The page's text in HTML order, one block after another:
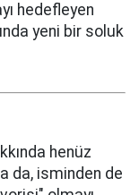
hedefleyen
yeni bir soluk
henüz
da, isminden de